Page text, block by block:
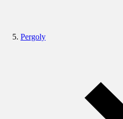
Pergoly